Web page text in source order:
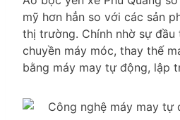
mỹ hơn hẳn so với các sản
thị trường. Chính nhờ sự
chuyền máy móc, thay thế
bằng máy may tự động, lập